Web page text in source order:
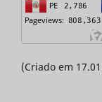
(Criado em